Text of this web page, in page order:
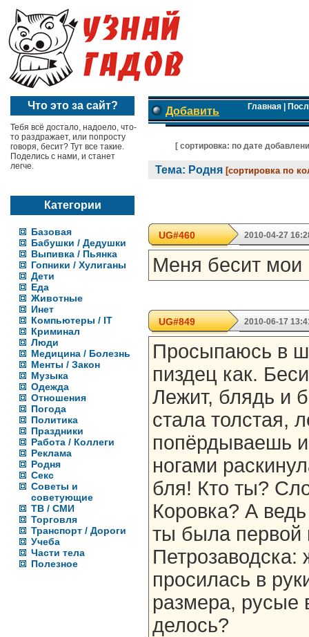
Что это за сайт?
Тебя всё достало, надоело, что-
то раздражает, или попросту
говоря, бесит? Тут все такие.
Поделись с нами, и станет
легче.
Категории
Базовая
Бабушки / Дедушки
Выпивка / Пьянка
Гопники / Хулиганы
Дети
Еда
Животные
Инет
Компьютеры / IT
Криминал
Люди
Медицина / Болезнь
Менты / Закон
Музыка
Одежда
Отношения
Погода
Политика
Праздники
Работа / Коллеги
Реклама
Родня
Секс
Советы и
советующие
ТВ / СМИ
Торговля
Транспорт / Дороги
Учеба
Части тела
Полезное
Добавить Главная|
[ cортировка: по дате
Тема: Родня [сортировка по
UG#460 2010-04-27
Меня бесит
UG#849 2010-06-17
Просыпаюсь в
пиздец как.
Лежит, блядь и
стала толстая,
попёрдываешь
ногами
бля! Кто ты?
Коровка? А
ты была первой
Петрозаводска:
просилась в
размера, русые
делось?